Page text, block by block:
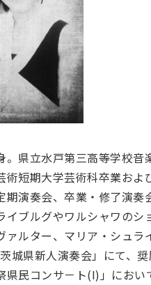
。県立水戸第三高等学校音
術短期大学芸術科卒業およ
期演奏会、卒業・修了演奏
イブルグやワルシャワのシ
ァルター、マリア・シュラ
城県新人演奏会」にて、奨
県民コンサ－ト(I)」におい